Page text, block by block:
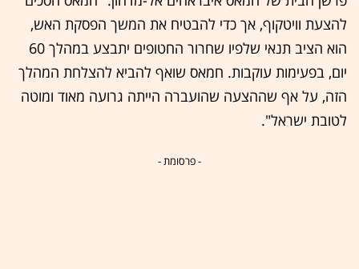
להצעת וויטקוף, אך כדי להבטיח את המשך הפסקת האש,
הוא הציב תנאי שלפיו שחרור החטופים יתבצע במהלך 60
יום, בפעימות עוקבות. חמאס שואף להביא להצלחת המהלך
הזה, על אף שההצעה שהועברה הייתה גרועה מאוד ומוטה
לטובת ישראל".
- פרסומת -